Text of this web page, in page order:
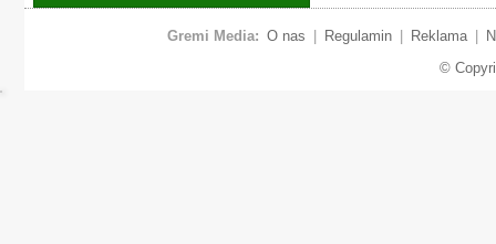
Gremi Media: O nas Regulamin Reklama
©